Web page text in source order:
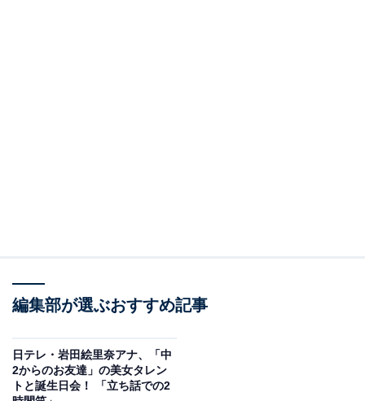
編集部が選ぶおすすめ記事
日テレ・岩田絵里奈アナ、「中
2からのお友達」の美女タレン
トと誕生日会！ 「立ち話での2